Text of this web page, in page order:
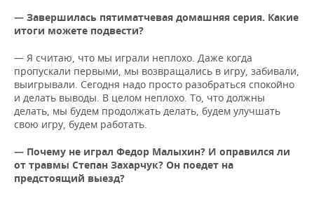
— Завершилась пятиматчевая домашняя серия. Какие
итоги можете подвести?
— Я считаю, что мы играли неплохо. Даже когда
пропускали первыми, мы возвращались в игру, забивали,
выигрывали. Сегодня надо просто разобраться спокойно
и делать выводы. В целом неплохо. То, что должны
делать, мы будем продолжать делать, будем улучшать
свою игру, будем работать.
— Почему не играл Федор Малыхин? И оправился ли
от травмы Степан Захарчук? Он поедет на
предстоящий выезд?